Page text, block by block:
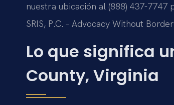
nuestra ubicación al (888) 437-
SRIS, P.C. – Advocacy Without
Lo que significa
County, Virginia